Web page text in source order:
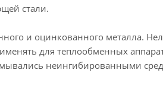
стали.
и оцинкованного металла.
для теплообменных
неингибированными